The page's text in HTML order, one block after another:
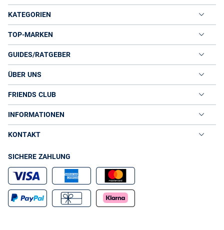
problemlos mit Ihnen auf Geschäftsreise oder begleiten Sie auf den
nächsten City Trip, ohne Ihnen einen längeren Aufenthalt im Koffer
schön glatt fallen zu lassen, wenn unterwegs kein Bügeleisen zur Hand
ist: Die Bluse auf einem Bügel einfach nach dem Duschen in die Dusche
oder Badewanne hängen – der heiße Dampf glättet und erfrischt die
Chiffonblusen nach Herzenslust kombinieren
Heute schlicht weiß, morgen in einer Hinguckerfarbe und übermorgen
bunt gemustert: In Sachen Schnitt-, Farb- oder Mustervielfalt gehen
Volants, Rüschen, Schluppen, Raffungen oder besondere
Ärmellösungen. Einfarbige Modelle, etwa weiße Chiffonblusen oder
schwarze Blusen aus Chiffon, lassen sich mit nahezu allem stylen, was
Light-Dinner mit einem extravaganten
Während Chiffonblusen im Sommer aufgrund ihrer zarten
für hohen Tragekomfort
sie sich in der Übergangs- oder Winterzeit mit einem
Cardigan,
Pulloveroder einem eleganten Strickmantel kombinieren. Für
KATEGORIEN
TOP-MARKEN
GUIDES/RATGEBER
ÜBER UNS
FRIENDS CLUB
INFORMATIONEN
KONTAKT
SICHERE ZAHLUNG